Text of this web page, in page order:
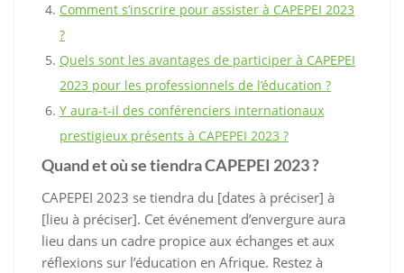
Comment s’inscrire pour assister à CAPEPEI 2023
?
Quels sont les avantages de participer à CAPEPEI
2023 pour les professionnels de l’éducation ?
Y aura-t-il des conférenciers internationaux
prestigieux présents à CAPEPEI 2023 ?
Quand et où se tiendra CAPEPEI 2023 ?
CAPEPEI 2023 se tiendra du [dates à préciser] à
[lieu à préciser]. Cet événement d’envergure aura
lieu dans un cadre propice aux échanges et aux
réflexions sur l’éducation en Afrique. Restez à